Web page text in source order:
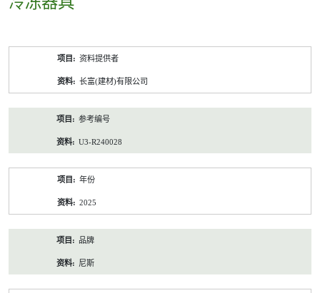
资料提供者
长富(建材)有限公司
参考编号
U3-R240028
年份
2025
品牌
尼斯